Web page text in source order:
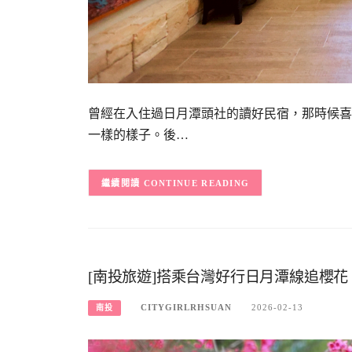
曾經在入住過日月潭頭社的讀好民宿，那時候
一樣的樣子。後…
CONTINUE READING
[南投旅遊]搭乘台灣好行日月潭線追櫻
南投 CITYGIRLRHSUAN 2026-02-13